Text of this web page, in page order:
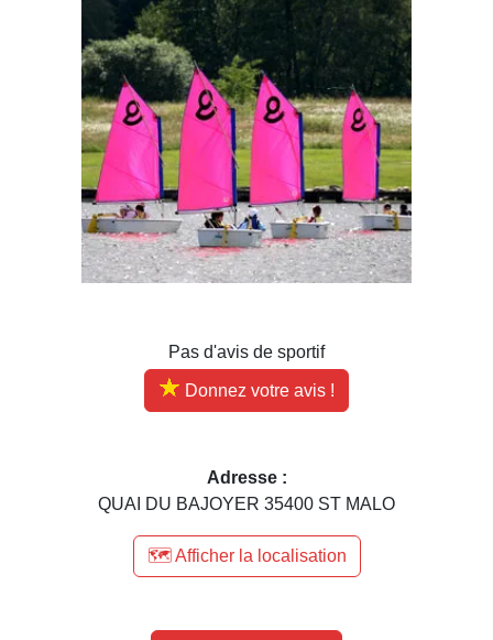
Pas d'avis de sportif
Donnez votre avis !
Adresse :
QUAI DU BAJOYER 35400 ST MALO
🗺️ Afficher la localisation